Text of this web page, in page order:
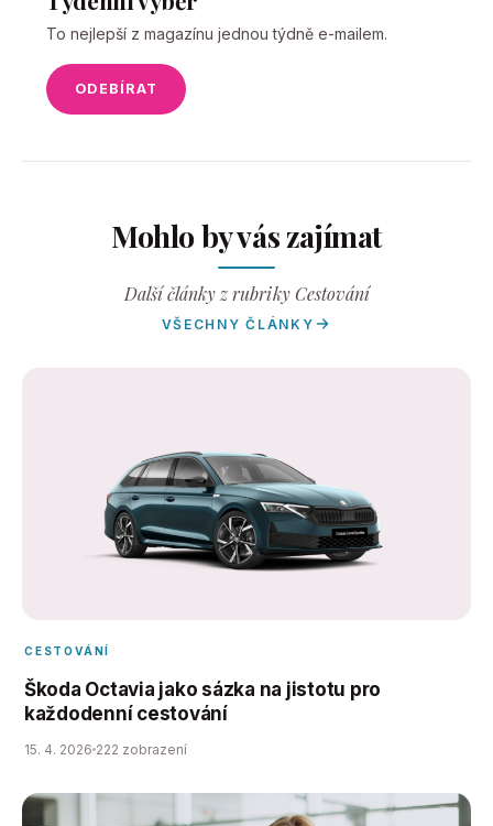
To nejlepší z magazínu jednou týdně e-mailem.
ODEBÍRAT
Mohlo by vás zajímat
Další články z rubriky Cestování
VŠECHNY ČLÁNKY
CESTOVÁNÍ
Škoda Octavia jako sázka na jistotu pro
každodenní cestování
15. 4. 2026 222 zobrazení